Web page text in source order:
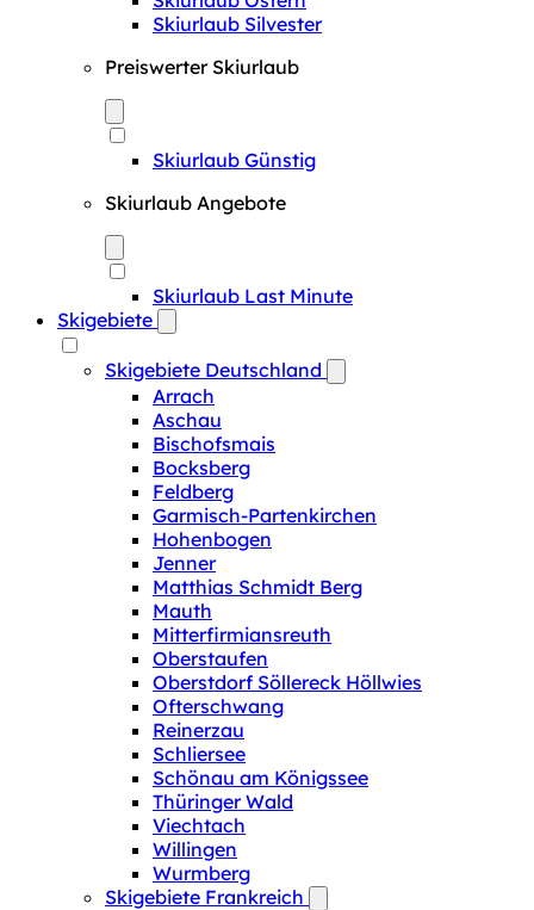
Skiurlaub Silvester
Preiswerter Skiurlaub
Skiurlaub Günstig
Skiurlaub Angebote
Skiurlaub Last Minute
Skigebiete
Skigebiete Deutschland
Arrach
Aschau
Bischofsmais
Bocksberg
Feldberg
Garmisch-Partenkirchen
Hohenbogen
Jenner
Matthias Schmidt Berg
Mauth
Mitterfirmiansreuth
Oberstaufen
Oberstdorf Söllereck Höllwies
Ofterschwang
Reinerzau
Schliersee
Schönau am Königssee
Thüringer Wald
Viechtach
Willingen
Wurmberg
Skigebiete Frankreich